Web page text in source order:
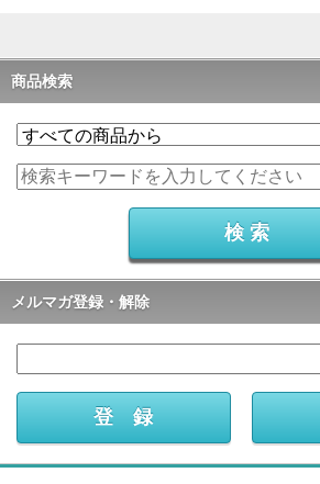
商品検索
メルマガ登録・解除